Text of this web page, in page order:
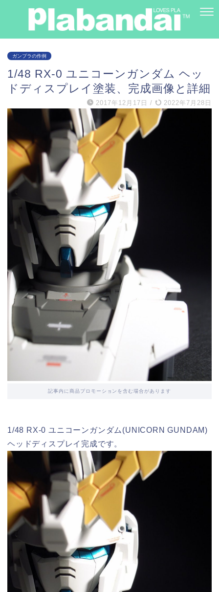
ガンプラの作例
1/48 RX-0 ユニコーンガンダム ヘッ
ドディスプレイ塗装、完成画像と詳細
2017年12月17日 / 2022年7月28日
記事内に商品プロモーションを含む場合があります
1/48 RX-0 ユニコーンガンダム(UNICORN GUNDAM)
ヘッドディスプレイ完成です。